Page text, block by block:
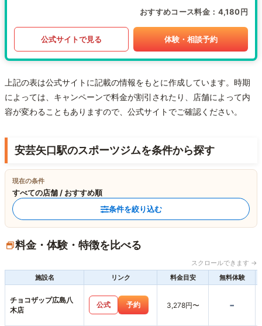
おすすめコース料金 4,180円
公式サイトで見る 体験・相談予約
上記の表は公式サイトに記載の情報をもとに作成しています。時期
によっては、キャンペーンで料金が割引されたり、店舗によって内
容が変わることもありますので、公式サイトでご確認ください。
安芸矢口駅のスポーツジムを条件から探す
現在の条件
すべての店舗 / おすすめ順
条件を絞り込む
料金・体験・特徴を比べる
スクロールできます →
施設名
リンク 料金目安 無料体験
チョコザップ広島八
木店
公式 予約 3,278円〜 -